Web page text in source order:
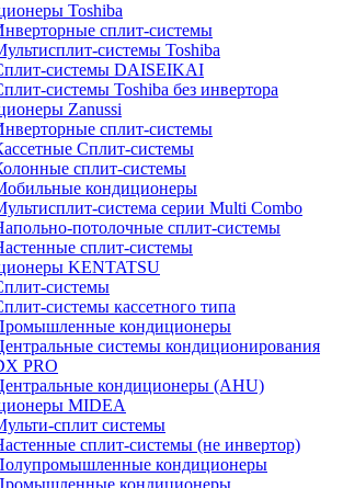
Toshiba
сплит-системы
системы Toshiba
системы DAISEIKAI
системы Toshiba без инвертора
Zanussi
сплит-системы
Сплит-системы
сплит-системы
кондиционеры
система серии Multi Combo
потолочные сплит-системы
сплит-системы
KENTATSU
системы
системы кассетного типа
кондиционеры
системы кондиционирования
PRO
кондиционеры (AHU)
MIDEA
сплит системы
сплит-системы (не инвертор)
кондиционеры
кондиционеры